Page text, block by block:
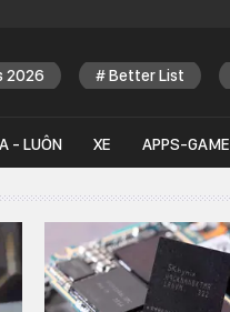
2026 Better List
- LUÔN XE APPS-GAME